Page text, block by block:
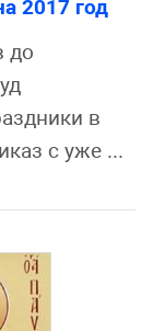
2017 год
до
в
с уже ...